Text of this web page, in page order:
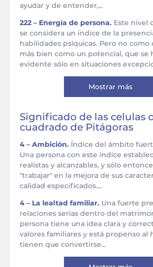
ayudar y de entender,...
222 – Energía de persona. Este nivel
se considera un índice de la
habilidades psíquicas. Pero no como
más bien como un potencial, que se
evidente sólo en situaciones
Mostrar más
Significado de las celulas
cuadrado de Pitágoras
4 – Ambición. Índice del ámbito
Una persona con este índice
realistas y alcanzables, y sólo
"trabajar" en la mejora de sus
calidad especificados....
4 – La lealtad familiar. Una fuerte
relaciones serias dentro del
persona tiene una idea clara y
valores familiares y está propenso al
tienen que convertirse...